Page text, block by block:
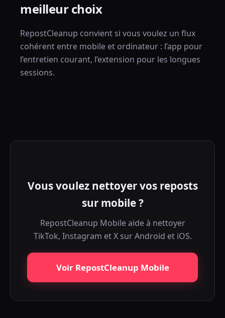
meilleur choix
RepostCleanup convient si vous voulez un flux
cohérent entre mobile et ordinateur : l’app pour
l’entretien courant, l’extension pour les longues
sessions.
Vous voulez nettoyer vos reposts
sur mobile ?
RepostCleanup Mobile aide à nettoyer
TikTok, Instagram et X sur Android et iOS.
Voir RepostCleanup Mobile